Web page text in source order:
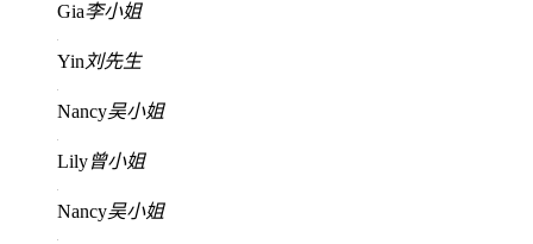
Gia李小姐
Yin 刘先生
Nancy吴小姐
Lily曾小姐
Nancy吴小姐